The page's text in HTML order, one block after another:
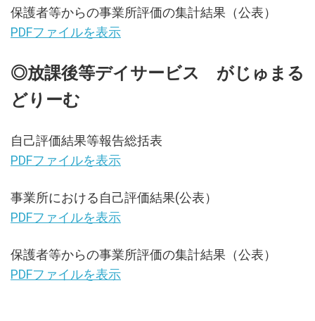
保護者等からの事業所評価の集計結果（公表）
PDFファイルを表示
◎放課後等デイサービス がじゅまる
どりーむ
自己評価結果等報告総括表
PDFファイルを表示
事業所における自己評価結果(公表）
PDFファイルを表示
保護者等からの事業所評価の集計結果（公表）
PDFファイルを表示